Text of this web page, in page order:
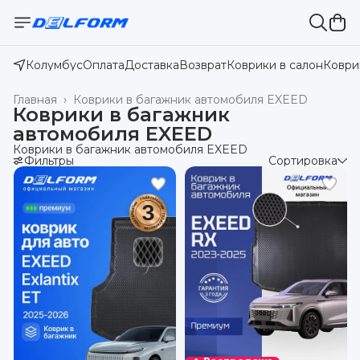
КолумбусОплатаДоставкаВозвратКоврики в салон
Коврики в багажник автомобиля EXEED
Главная ›
Коврики в багажник
автомобиля EXEED
Коврики в багажник автомобиля EXEED
Фильтры Сортировка